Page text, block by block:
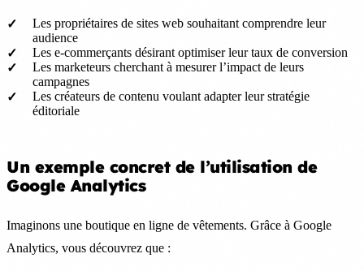
Les propriétaires de sites web souhaitant comprendre leur
audience
Les e-commerçants désirant optimiser leur taux de conversion
Les marketeurs cherchant à mesurer l’impact de leurs
campagnes
Les créateurs de contenu voulant adapter leur stratégie
éditoriale
Un exemple concret de l’utilisation de
Google Analytics
Imaginons une boutique en ligne de vêtements. Grâce à Google
Analytics, vous découvrez que :